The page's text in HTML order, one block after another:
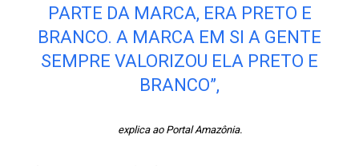
PARTE DA MARCA, ERA PRETO E
BRANCO. A MARCA EM SI A GENTE
SEMPRE VALORIZOU ELA PRETO E
BRANCO”,
explica ao Portal Amazônia.